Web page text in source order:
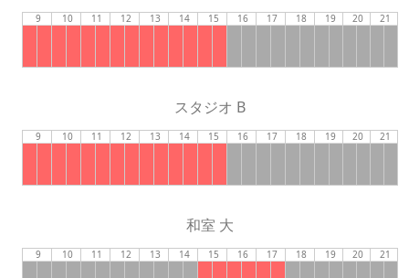
9 10 11 12 13 14 15 16 17 18 19 20 21
スタジオ B
9 10 11 12 13 14 15 16 17 18 19 20 21
和室 大
9 10 11 12 13 14 15 16 17 18 19 20 21